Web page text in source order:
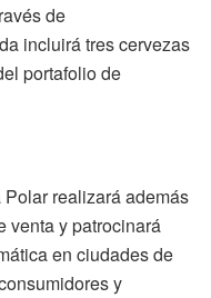
de
incluirá tres cervezas
portafolio de
Polarrealizaráademás
venta y patrocinará
en ciudadesde
y